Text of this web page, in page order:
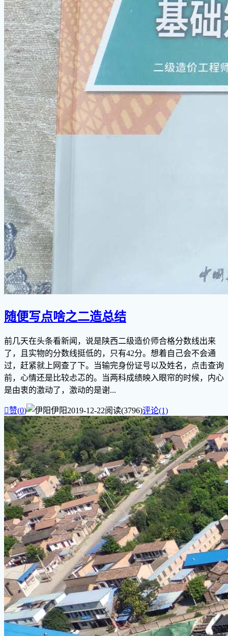
随便写点啥之二造总结
前几天在头条看新闻，说是陕西二级造价师合格分数线出来
了，且实物的分数线挺低的，只有42分。想着自己会不会通
过，赶紧就上网查了下。当输完身份证号以及姓名，点击查询
前，心情还是比较忐忑的。当两科成绩映入眼帘的时候，内心
是由衷的激动了，激动的是谢...
赞(0) 伊阳2019-12-22阅读(3796)评论(1)